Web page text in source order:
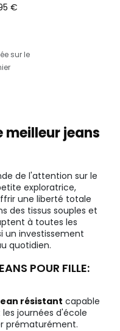
€
sur le
meilleur jeans
de l'attention sur le
exploratrice,
une liberté totale
des tissus souples et
à toutes les
un investissement
quotidien.
POUR FILLE:
résistant capable
journées d'école
prématurément.